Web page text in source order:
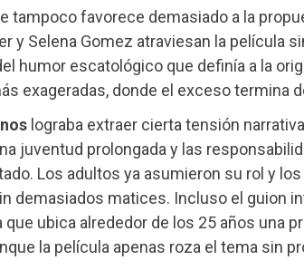
tampoco favorece demasiado a la
y Selena Gomez atraviesan la película
humor escatológico que definía a la
exageradas, donde el exceso termina
lograba extraer cierta tensión
juventud prolongada y las
Los adultos ya asumieron su rol y
demasiados matices. Incluso el guion
que ubica alrededor de los 25 años una
la película apenas roza el tema sin